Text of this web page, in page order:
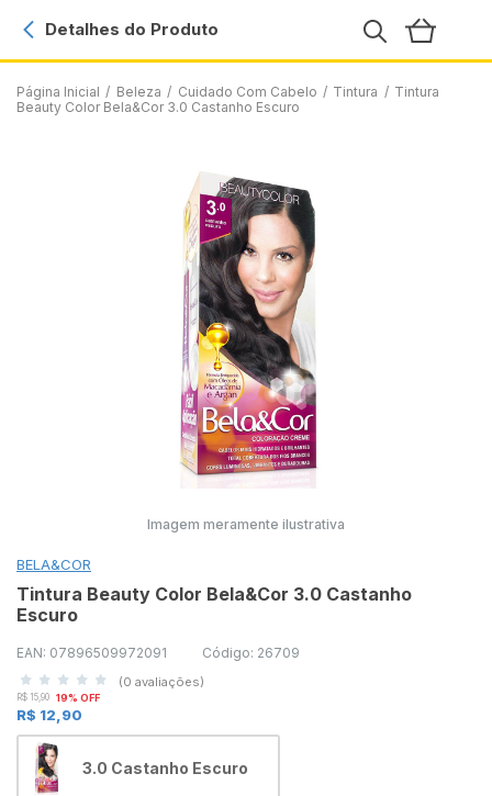
Página Inicial / Beleza / Cuidado Com Cabelo / Tintura / Tintura
Beauty Color Bela&Cor 3.0 Castanho Escuro
Detalhes do Produto
Imagem meramente ilustrativa
BELA&COR
Tintura Beauty Color Bela&Cor 3.0 Castanho
Escuro
EAN: 07896509972091 Código: 26709
(0 avaliações)
R$ 15,90 19% OFF
R$ 12,90
3.0 Castanho Escuro